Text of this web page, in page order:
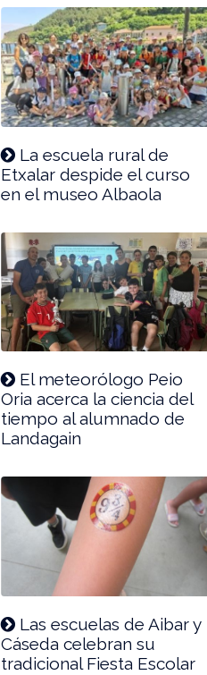
La escuela rural de
Etxalar despide el curso
en el museo Albaola
El meteorólogo Peio
Oria acerca la ciencia del
tiempo al alumnado de
Landagain
Las escuelas de Aibar y
Cáseda celebran su
tradicional Fiesta Escolar